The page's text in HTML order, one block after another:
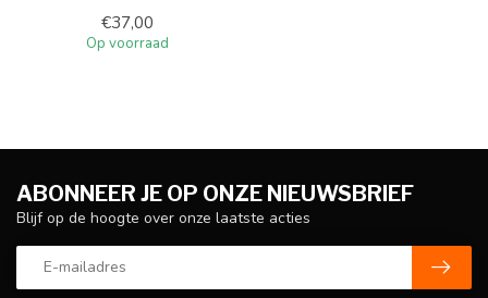
€37,00
Op voorraad
ABONNEER JE OP ONZE NIEUWSBRIEF
Blijf op de hoogte over onze laatste acties